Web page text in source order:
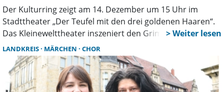
Der Kulturring zeigt am 14. Dezember um 15 Uhr im
Stadttheater „Der Teufel mit den drei goldenen Haaren“.
Das Kleinewelttheater inszeniert den Grimm-Klassiker als
Ersatz für „Peterchens Mondfahrt“. Gekaufte Karten
bleiben gültig oder können erstattet werden.
LANDKREIS MÄRCHEN CHOR